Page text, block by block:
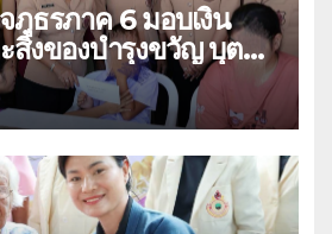
ภูธรภาค 6 มอบเงิน
สิ่งของบำรุงขวัญ บุตร-